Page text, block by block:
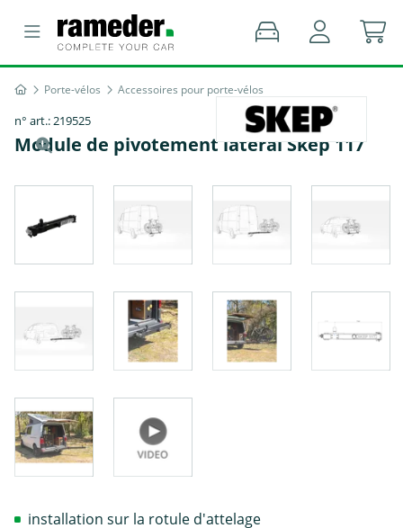
Porte-vélos Accessoires pour porte-vélos
n° art.: 219525
Module de pivotement latéral Skep 117
installation sur la rotule d'attelage